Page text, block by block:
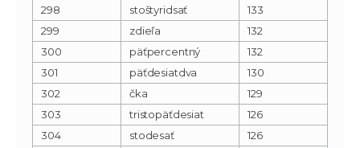
298 stoštyridsať
133
299
zdieľa
132
300
päťpercentný
132
301
päťdesiatdva
130
302
čka
129
303
tristopäťdesiat
126
304
stodesať
126